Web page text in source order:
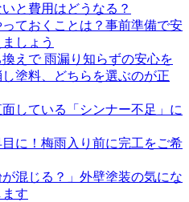
と費用はどうなる？
ておくことは？事前準備で安
しょう
えで 雨漏り知らずの安心を
塗料、どちらを選ぶのが正
している「シンナー不足」に
に！梅雨入り前に完工をご希
が混じる？」外壁塗装の気にな
す